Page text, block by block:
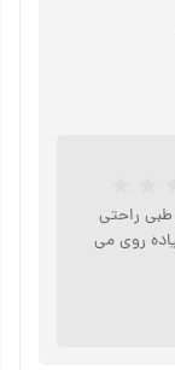
راحتی
روی می